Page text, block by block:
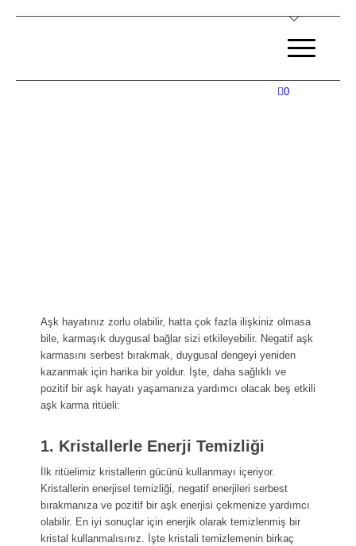
0
Aşk hayatınız zorlu olabilir, hatta çok fazla ilişkiniz olmasa
bile, karmaşık duygusal bağlar sizi etkileyebilir. Negatif aşk
karmasını serbest bırakmak, duygusal dengeyi yeniden
kazanmak için harika bir yoldur. İşte, daha sağlıklı ve
pozitif bir aşk hayatı yaşamanıza yardımcı olacak beş etkili
aşk karma ritüeli:
1. Kristallerle Enerji Temizliği
İlk ritüelimiz kristallerin gücünü kullanmayı içeriyor.
Kristallerin enerjisel temizliği, negatif enerjileri serbest
bırakmanıza ve pozitif bir aşk enerjisi çekmenize yardımcı
olabilir. En iyi sonuçlar için enerjik olarak temizlenmiş bir
kristal kullanmalısınız. İşte kristali temizlemenin birkaç